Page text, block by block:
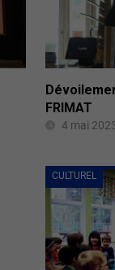
FRIMAT
4 mai
CULTUREL